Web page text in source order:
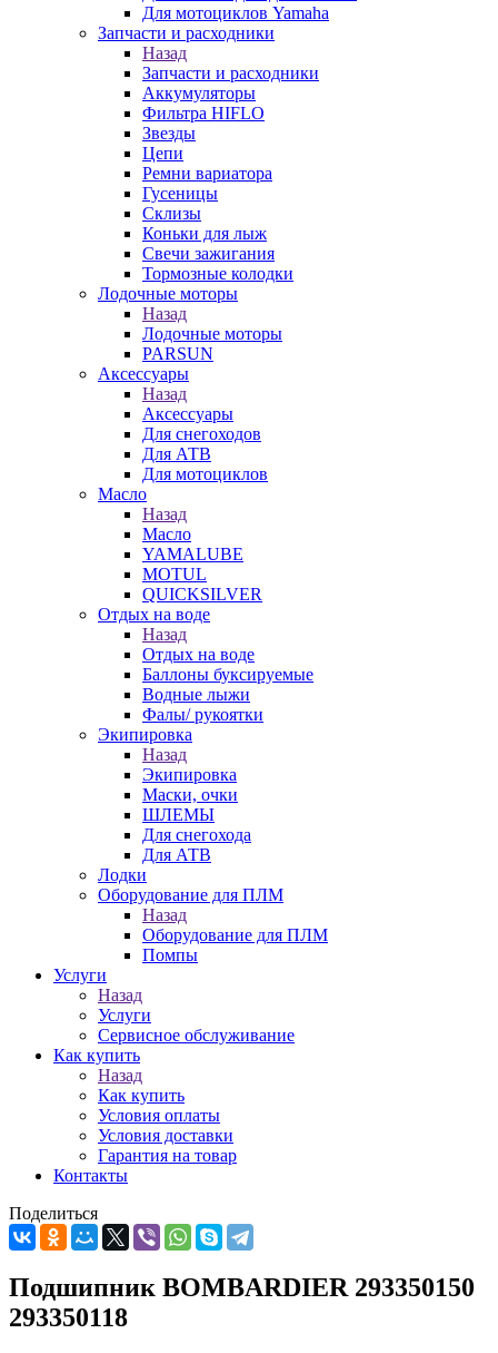
Для мотоциклов Yamaha
Запчасти и расходники
Назад
Запчасти и расходники
Аккумуляторы
Фильтра HIFLO
Звезды
Цепи
Ремни вариатора
Гусеницы
Склизы
Коньки для лыж
Свечи зажигания
Тормозные колодки
Лодочные моторы
Назад
Лодочные моторы
PARSUN
Аксессуары
Назад
Аксессуары
Для снегоходов
Для АТВ
Для мотоциклов
Масло
Назад
Масло
YAMALUBE
MOTUL
QUICKSILVER
Отдых на воде
Назад
Отдых на воде
Баллоны буксируемые
Водные лыжи
Фалы/ рукоятки
Экипировка
Назад
Экипировка
Маски, очки
ШЛЕМЫ
Для снегохода
Для АТВ
Лодки
Оборудование для ПЛМ
Назад
Оборудование для ПЛМ
Помпы
Услуги
Назад
Услуги
Сервисное обслуживание
Как купить
Назад
Как купить
Условия оплаты
Условия доставки
Гарантия на товар
Контакты
Поделиться
Подшипник BOMBARDIER 293350150
293350118